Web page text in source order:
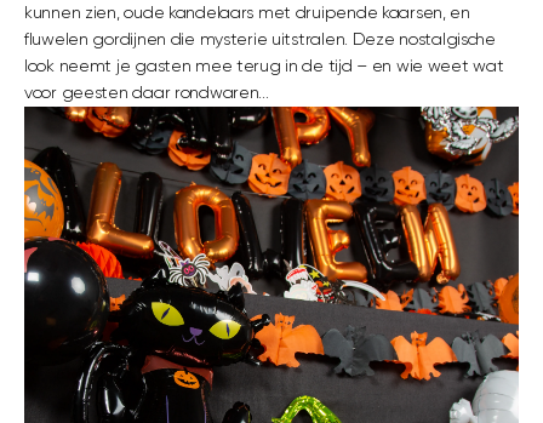
kunnen zien, oude kandelaars met druipende kaarsen, en
fluwelen gordijnen die mysterie uitstralen. Deze nostalgische
look neemt je gasten mee terug in de tijd – en wie weet wat
voor geesten daar rondwaren...